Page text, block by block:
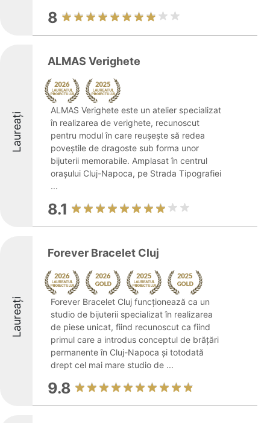
8
Laureați
ALMAS Verighete
ALMAS Verighete este un atelier specializat
în realizarea de verighete, recunoscut
pentru modul în care reușește să redea
poveștile de dragoste sub forma unor
bijuterii memorabile. Amplasat în centrul
orașului Cluj-Napoca, pe Strada Tipografiei
...
8.1
Laureați
Forever Bracelet Cluj
Forever Bracelet Cluj funcționează ca un
studio de bijuterii specializat în realizarea
de piese unicat, fiind recunoscut ca fiind
primul care a introdus conceptul de brățări
permanente în Cluj-Napoca și totodată
drept cel mai mare studio de ...
9.8